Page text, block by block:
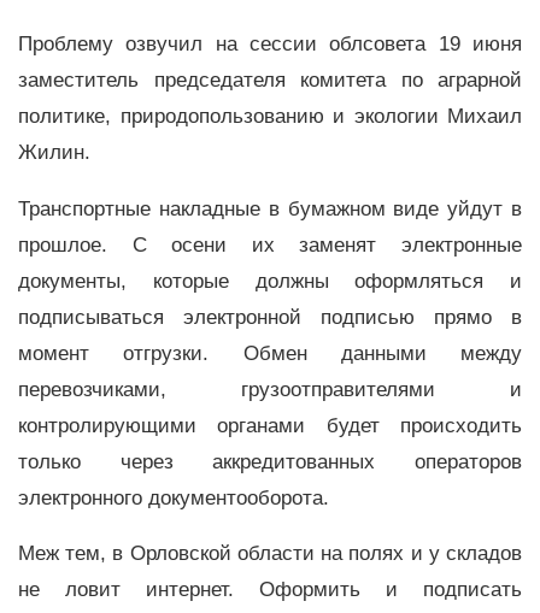
Проблему озвучил на сессии облсовета 19 июня
заместитель председателя комитета по аграрной
политике, природопользованию и экологии Михаил
Жилин.
Транспортные накладные в бумажном виде уйдут в
прошлое. С осени их заменят электронные
документы, которые должны оформляться и
подписываться электронной подписью прямо в
момент отгрузки. Обмен данными между
перевозчиками, грузоотправителями и
контролирующими органами будет происходить
только через аккредитованных операторов
электронного документооборота.
Меж тем, в Орловской области на полях и у складов
не ловит интернет. Оформить и подписать